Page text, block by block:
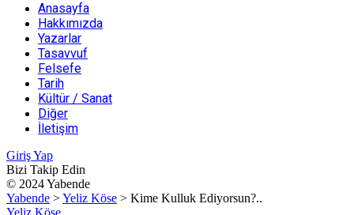
Anasayfa
Hakkımızda
Yazarlar
Tasavvuf
Felsefe
Tarih
Kültür / Sanat
Diğer
İletişim
Giriş Yap
Bizi Takip Edin
© 2024 Yabende
Yabende >Yeliz Köse > Kime Kulluk Ediyorsun?..
Yeliz Köse